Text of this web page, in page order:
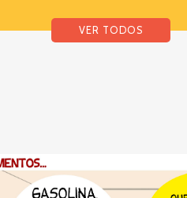
VER TODOS